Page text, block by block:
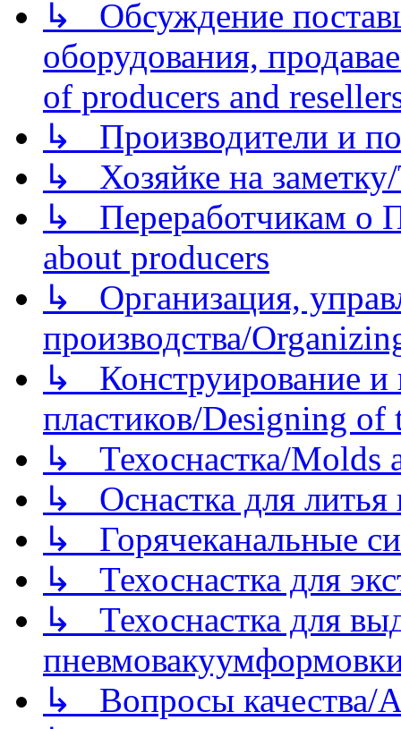
↳ Обсуждение
оборудования,
of producers and
↳ Производители и
↳ Хозяйке на
↳ Переработчикам о
about producers
↳ Организация,
производства/
↳ Конструирование и
пластиков/Designing of
↳ Техоснастка/Molds
↳ Оснастка для литья
↳ Горячеканальные
↳ Техоснастка для
↳ Техоснастка для
↳ Вопросы качества/